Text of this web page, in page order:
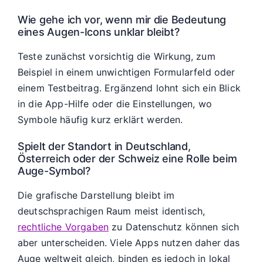
Wie gehe ich vor, wenn mir die Bedeutung
eines Augen-Icons unklar bleibt?
Teste zunächst vorsichtig die Wirkung, zum
Beispiel in einem unwichtigen Formularfeld oder
einem Testbeitrag. Ergänzend lohnt sich ein Blick
in die App-Hilfe oder die Einstellungen, wo
Symbole häufig kurz erklärt werden.
Spielt der Standort in Deutschland,
Österreich oder der Schweiz eine Rolle beim
Auge-Symbol?
Die grafische Darstellung bleibt im
deutschsprachigen Raum meist identisch,
rechtliche Vorgaben zu Datenschutz können sich
aber unterscheiden. Viele Apps nutzen daher das
Auge weltweit gleich, binden es jedoch in lokal